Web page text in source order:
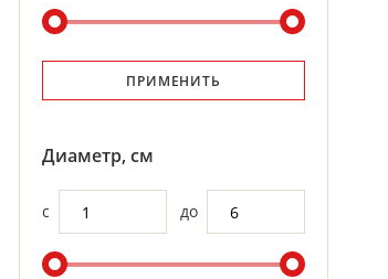
ПРИМЕНИТЬ
Диаметр, см
с до